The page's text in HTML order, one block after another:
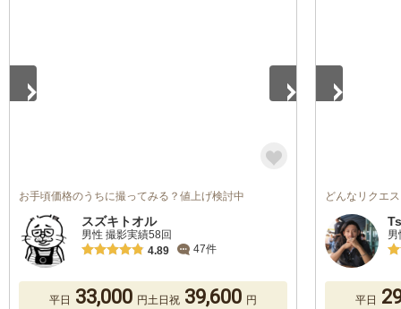
お手頃価格のうちに撮ってみる？値上げ検討中
スズキトオル
男性 撮影実績58回
4.89
47件
平日 33,000 円土日祝 39,600 円
どんなリクエ
男
平日